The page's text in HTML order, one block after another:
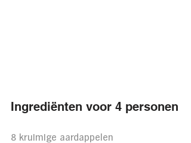
Ingrediënten voor 4 personen
8 kruimige aardappelen